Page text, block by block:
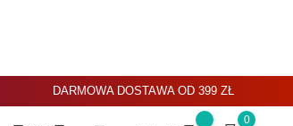
DARMOWA DOSTAWA OD 399 ZŁ
0